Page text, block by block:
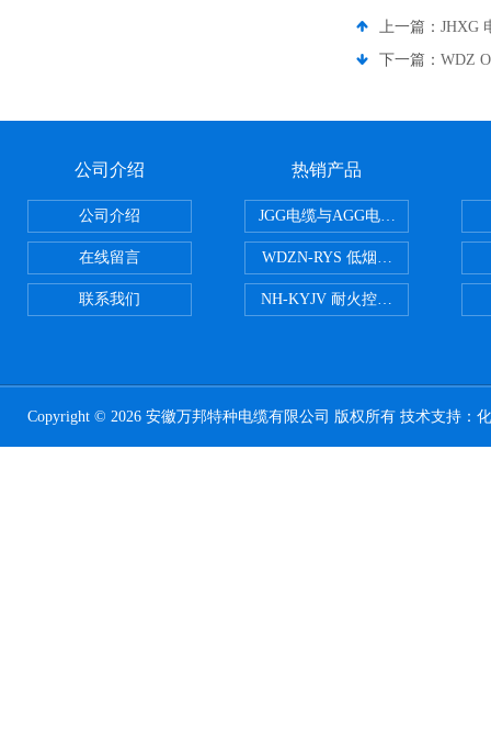
上一篇： JHXG
下一篇： WDZ
公司介绍
公司介绍
在线留言
联系我们
热销产品
JGG电缆与AGG电缆有什么区别
WDZN-RYS 低烟无卤耐火双绞线
NH-KYJV 耐火控制电缆
Copyright © 2026 安徽万邦特种电缆有限公司 版权所有 技术支持：